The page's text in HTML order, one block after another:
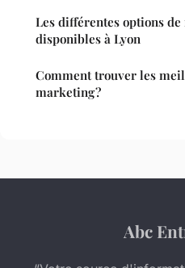
Les différentes options
disponibles à Lyon
Comment trouver les
marketing ?
Abc